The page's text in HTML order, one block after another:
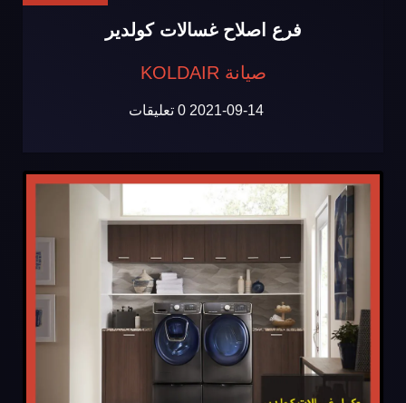
فرع اصلاح غسالات كولدير
صيانة KOLDAIR
2021-09-14 0 تعليقات